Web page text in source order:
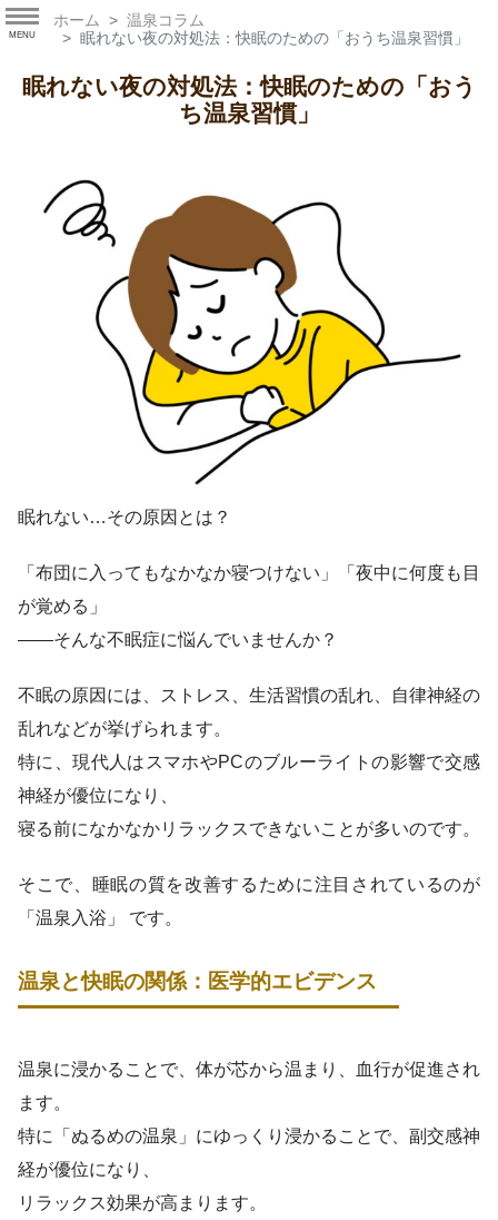
ホーム
温泉コラム
眠れない夜の対処法：快眠のための「おうち温泉習慣」
眠れない夜の対処法：快眠のための「おう
ち温泉習慣」
眠れない…その原因とは？
「布団に入ってもなかなか寝つけない」「夜中に何度も目
が覚める」
——そんな不眠症に悩んでいませんか？
不眠の原因には、ストレス、生活習慣の乱れ、自律神経の
乱れなどが挙げられます。
特に、現代人はスマホやPCのブルーライトの影響で交感
神経が優位になり、
寝る前になかなかリラックスできないことが多いのです。
そこで、睡眠の質を改善するために注目されているのが
「温泉入浴」 です。
温泉と快眠の関係：医学的エビデンス
温泉に浸かることで、体が芯から温まり、血行が促進され
ます。
特に「ぬるめの温泉」にゆっくり浸かることで、副交感神
経が優位になり、
リラックス効果が高まります。
MENU